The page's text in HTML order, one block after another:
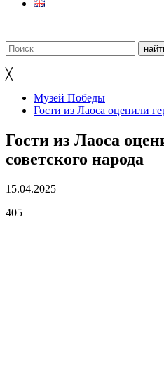
╳
Музей Победы
Гости из Лаоса оценили
Гости из Лаоса
советского народа
15.04.2025
405